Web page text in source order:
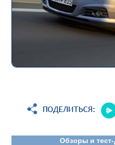
Обзоры и